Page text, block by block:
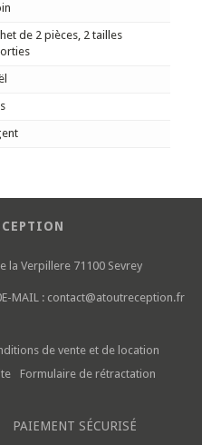
de 2 pièces, 2 tailles
la Verpillere 71100 Sevrey
E-MAIL : contact@atoutreception.fr
de vente et de location
Formulaire de rétractation
PAIEMENT SÉCURISÉ